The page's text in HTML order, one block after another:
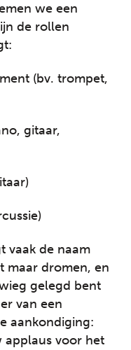
we een
de rollen
(bv. trompet,
gitaar,
vaak de naam
maar dromen, en
gelegd bent
van een
aankondiging:
applaus voor het